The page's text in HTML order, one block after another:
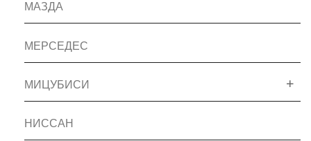
МАЗДА
МЕРСЕДЕС
МИЦУБИСИ
НИССАН